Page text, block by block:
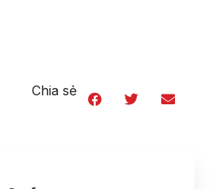
Chia sẻ